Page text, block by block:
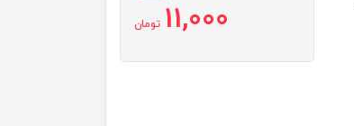
11,000 تومان